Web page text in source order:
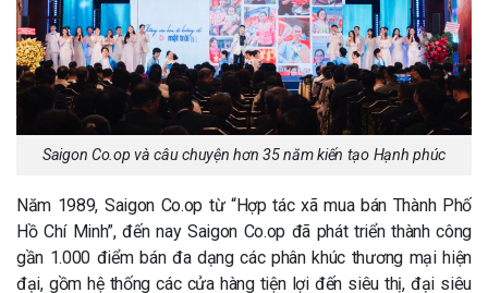
Saigon Co.op và câu chuyện hơn 35 năm kiến tạo Hạnh phúc
Năm 1989, Saigon Co.op từ “Hợp tác xã mua bán Thành Phố
Hồ Chí Minh”, đến nay Saigon Co.op đã phát triển thành công
gần 1.000 điểm bán đa dạng các phân khúc thương mại hiện
đại, gồm hệ thống các cửa hàng tiện lợi đến siêu thị, đại siêu